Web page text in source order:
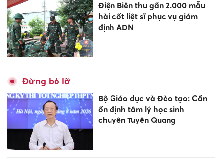
Điện Biên thu gần 2.000 mẫu
hài cốt liệt sĩ phục vụ giám
định ADN
Đừng bỏ lỡ
Bộ Giáo dục và Đào tạo: Cần
ổn định tâm lý học sinh
chuyên Tuyên Quang